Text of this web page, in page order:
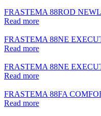
FRASTEMA 88ROD
Read more
FRASTEMA 88NE
Read more
FRASTEMA 88NE
Read more
FRASTEMA 88FA
Read more